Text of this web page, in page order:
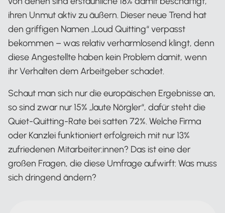
ihren Unmut aktiv zu äußern. Dieser neue Trend hat
den griffigen Namen „Loud Quitting“ verpasst
bekommen – was relativ verharmlosend klingt, denn
diese Angestellte haben kein Problem damit, wenn
ihr Verhalten dem Arbeitgeber schadet.
Schaut man sich nur die europäischen Ergebnisse an,
so sind zwar nur 15% „laute Nörgler“, dafür steht die
Quiet-Quitting-Rate bei satten 72%. Welche Firma
oder Kanzlei funktioniert erfolgreich mit nur 13%
zufriedenen Mitarbeiter:innen? Das ist eine der
großen Fragen, die diese Umfrage aufwirft: Was muss
sich dringend ändern?